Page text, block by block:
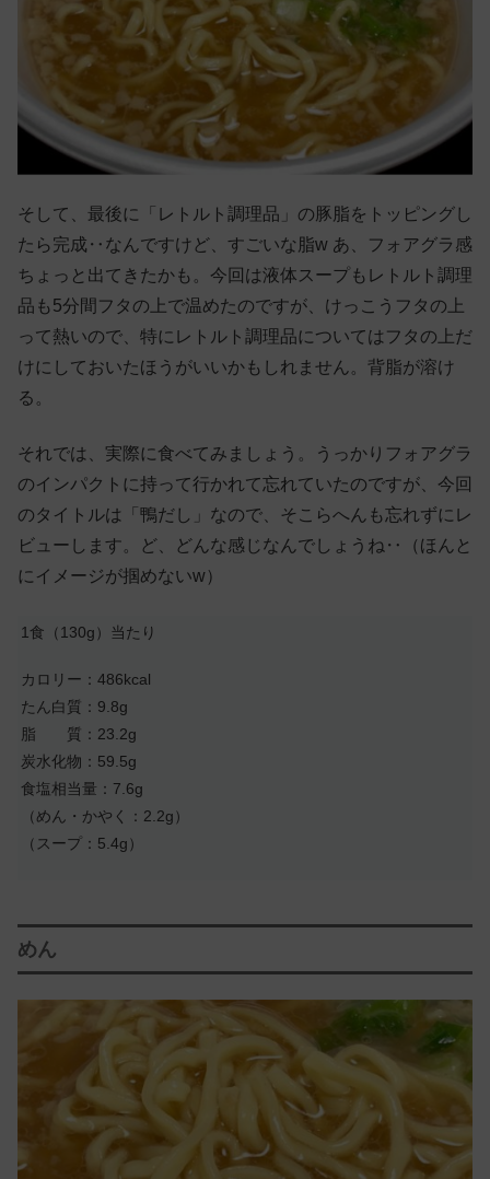
そして、最後に「レトルト調理品」の豚脂をトッピングし
たら完成‥なんですけど、すごいな脂w あ、フォアグラ感
ちょっと出てきたかも。今回は液体スープもレトルト調理
品も5分間フタの上で温めたのですが、けっこうフタの上
って熱いので、特にレトルト調理品についてはフタの上だ
けにしておいたほうがいいかもしれません。背脂が溶け
る。
それでは、実際に食べてみましょう。うっかりフォアグラ
のインパクトに持って行かれて忘れていたのですが、今回
のタイトルは「鴨だし」なので、そこらへんも忘れずにレ
ビューします。ど、どんな感じなんでしょうね‥（ほんと
にイメージが掴めないw）
1食（130g）当たり
カロリー：486kcal
たん白質：9.8g
脂 質：23.2g
炭水化物：59.5g
食塩相当量：7.6g
（めん・かやく：2.2g）
（スープ：5.4g）
めん